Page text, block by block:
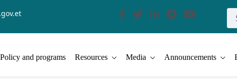
Policy and programs Resources Media Announcements